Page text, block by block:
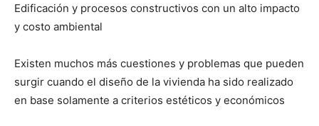
Edificación y procesos constructivos con un alto impacto
y costo ambiental
Existen muchos más cuestiones y problemas que pueden
surgir cuando el diseño de la vivienda ha sido realizado
en base solamente a criterios estéticos y económicos